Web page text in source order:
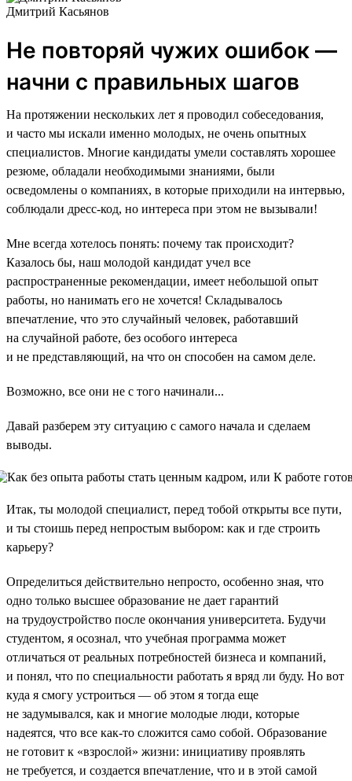
Дмитрий Касьянов
Не повторяй чужих ошибок —
начни с правильных шагов
На протяжении нескольких лет я проводил собеседования,
и часто мы искали именно молодых, не очень опытных
специалистов. Многие кандидаты умели составлять хорошее
резюме, обладали необходимыми знаниями, были
осведомлены о компаниях, в которые приходили на интервью,
соблюдали дресс-код, но интереса при этом не вызывали!
Мне всегда хотелось понять: почему так происходит?
Казалось бы, наш молодой кандидат учел все
распространенные рекомендации, имеет небольшой опыт
работы, но нанимать его не хочется! Складывалось
впечатление, что это случайный человек, работавший
на случайной работе, без особого интереса
и не представляющий, на что он способен на самом деле.
Возможно, все они не с того начинали...
Давай разберем эту ситуацию с самого начала и сделаем
выводы.
Итак, ты молодой специалист, перед тобой открыты все пути,
и ты стоишь перед непростым выбором: как и где строить
карьеру?
Определиться действительно непросто, особенно зная, что
одно только высшее образование не дает гарантий
на трудоустройство после окончания университета. Будучи
студентом, я осознал, что учебная программа может
отличаться от реальных потребностей бизнеса и компаний,
и понял, что по специальности работать я вряд ли буду. Но вот
куда я смогу устроиться — об этом я тогда еще
не задумывался, как и многие молодые люди, которые
надеятся, что все как-то сложится само собой. Образование
не готовит к «взрослой» жизни: инициативу проявлять
не требуется, и создается впечатление, что и в этой самой